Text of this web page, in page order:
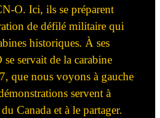
O. Ici, ils se préparent
de défilé militaire qui
historiques. À ses
servait de la carabine
que nous voyons à gauche
servent à
Canada et à le partager.